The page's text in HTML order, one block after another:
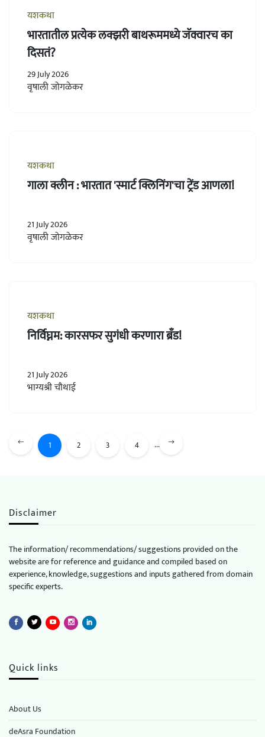
यशकथा
भारतातील प्रत्येक लक्झरी बाथरूममध्ये जॅक्वारच का
दिसतं?
29 July 2026
वृषाली जोगळेकर
यशकथा
गाला क्लीन : भारतात 'स्मार्ट क्लिनिंग'चा ट्रेंड आणला!
21 July 2026
वृषाली जोगळेकर
यशकथा
निर्विघ्नम: कारसफर सुगंधी करणारा ब्रँड!
21 July 2026
भाग्यश्री चौथाई
1 2 3 4 ...
Disclaimer
The information/ recommendations/ suggestions provided on the
website are for reference and guidance and compiled based on
experience, knowledge, suggestions and inputs gathered from domain
specific experts.
Quick links
About Us
deAsra Foundation